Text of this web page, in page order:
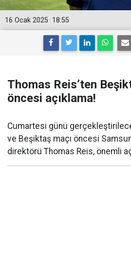
18:55
16 Ocak 2025
Thomas Reis’ten
öncesi açıklama!
Cumartesi günü
ve Beşiktaş maçı öncesi
direktörü Thomas Reis, önemli